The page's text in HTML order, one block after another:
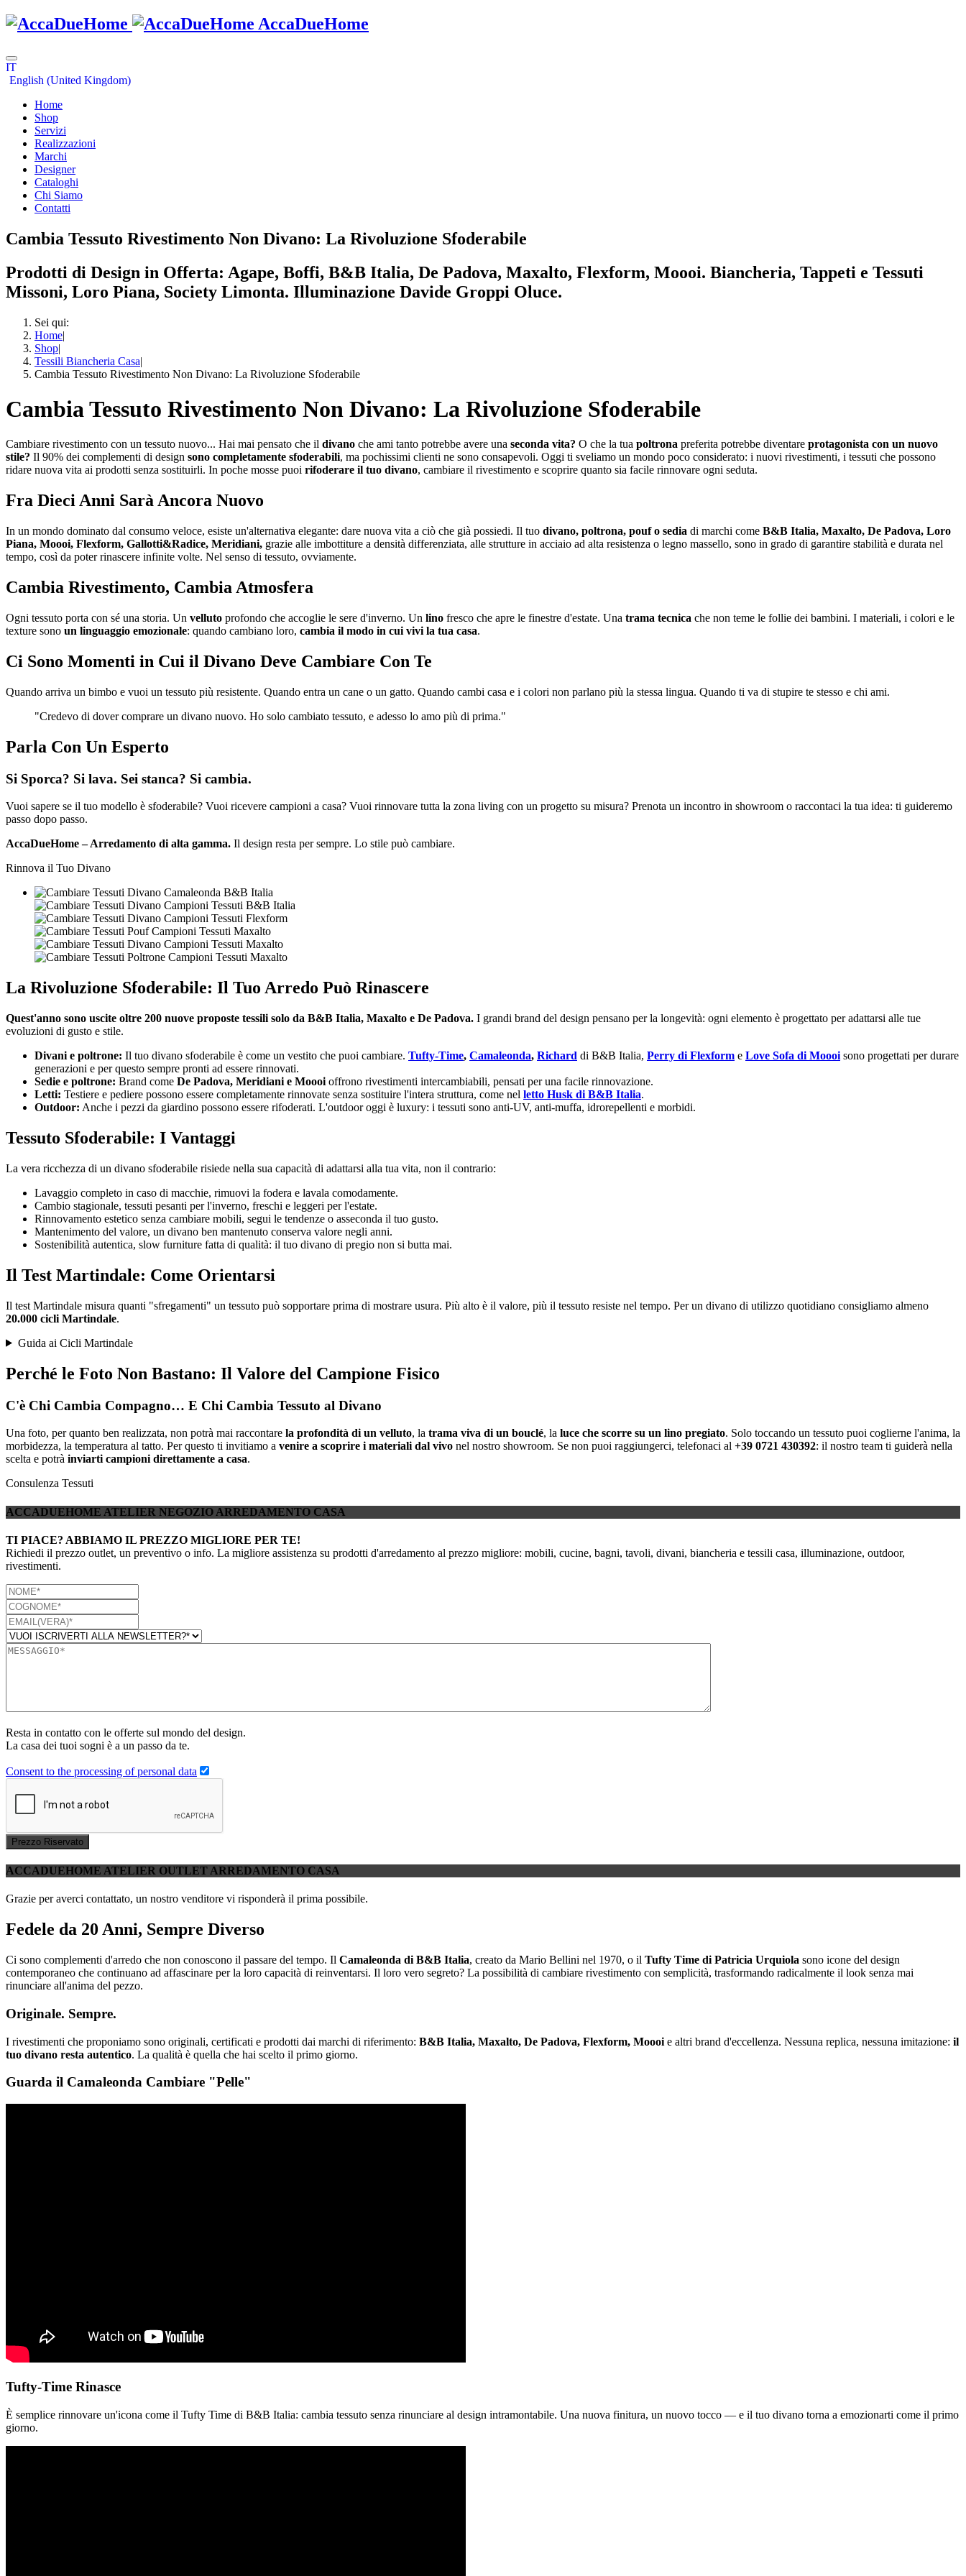
AccaDueHome
IT
English (United Kingdom)
Home
Shop
Servizi
Realizzazioni
Marchi
Designer
Cataloghi
Chi Siamo
Contatti
Cambia Tessuto Rivestimento Non Divano: La Rivoluzione Sfoderabile
Prodotti di Design in Offerta: Agape, Boffi, B&B Italia, De Padova, Maxalto, Flexform, Moooi. Biancheria, Tappeti e Tessuti
Missoni, Loro Piana, Society Limonta. Illuminazione Davide Groppi Oluce.
Sei qui:
Home|
Shop|
Tessili Biancheria Casa|
Cambia Tessuto Rivestimento Non Divano: La Rivoluzione Sfoderabile
Cambia Tessuto Rivestimento Non Divano: La Rivoluzione Sfoderabile
Cambiare rivestimento con un tessuto nuovo... Hai mai pensato che il divano che ami tanto potrebbe avere una seconda vita? O che la tua poltrona preferita potrebbe diventare protagonista con un nuovo
stile? Il 90% dei complementi di design sono completamente sfoderabili, ma pochissimi clienti ne sono consapevoli. Oggi ti sveliamo un mondo poco considerato: i nuovi rivestimenti, i tessuti che possono
ridare nuova vita ai prodotti senza sostituirli. In poche mosse puoi rifoderare il tuo divano, cambiare il rivestimento e scoprire quanto sia facile rinnovare ogni seduta.
Fra Dieci Anni Sarà Ancora Nuovo
In un mondo dominato dal consumo veloce, esiste un'alternativa elegante: dare nuova vita a ciò che già possiedi. Il tuo divano, poltrona, pouf o sedia di marchi come B&B Italia, Maxalto, De Padova, Loro
Piana, Moooi, Flexform, Gallotti&Radice, Meridiani, grazie alle imbottiture a densità differenziata, alle strutture in acciaio ad alta resistenza o legno massello, sono in grado di garantire stabilità e durata nel
tempo, così da poter rinascere infinite volte. Nel senso di tessuto, ovviamente.
Cambia Rivestimento, Cambia Atmosfera
Ogni tessuto porta con sé una storia. Un velluto profondo che accoglie le sere d'inverno. Un lino fresco che apre le finestre d'estate. Una trama tecnica che non teme le follie dei bambini. I materiali, i colori e le
texture sono un linguaggio emozionale: quando cambiano loro, cambia il modo in cui vivi la tua casa.
Ci Sono Momenti in Cui il Divano Deve Cambiare Con Te
Quando arriva un bimbo e vuoi un tessuto più resistente. Quando entra un cane o un gatto. Quando cambi casa e i colori non parlano più la stessa lingua. Quando ti va di stupire te stesso e chi ami.
"Credevo di dover comprare un divano nuovo. Ho solo cambiato tessuto, e adesso lo amo più di prima."
Parla Con Un Esperto
Si Sporca? Si lava. Sei stanca? Si cambia.
Vuoi sapere se il tuo modello è sfoderabile? Vuoi ricevere campioni a casa? Vuoi rinnovare tutta la zona living con un progetto su misura? Prenota un incontro in showroom o raccontaci la tua idea: ti guideremo
passo dopo passo.
AccaDueHome – Arredamento di alta gamma. Il design resta per sempre. Lo stile può cambiare.
Rinnova il Tuo Divano
La Rivoluzione Sfoderabile: Il Tuo Arredo Può Rinascere
Quest'anno sono uscite oltre 200 nuove proposte tessili solo da B&B Italia, Maxalto e De Padova. I grandi brand del design pensano per la longevità: ogni elemento è progettato per adattarsi alle tue
evoluzioni di gusto e stile.
Divani e poltrone: Il tuo divano sfoderabile è come un vestito che puoi cambiare. Tufty-Time, Camaleonda, Richard di B&B Italia, Perry di Flexform e Love Sofa di Moooi sono progettati per durare
generazioni e per questo sempre pronti ad essere rinnovati.
Sedie e poltrone: Brand come De Padova, Meridiani e Moooi offrono rivestimenti intercambiabili, pensati per una facile rinnovazione.
Letti: Testiere e pediere possono essere completamente rinnovate senza sostituire l'intera struttura, come nel letto Husk di B&B Italia.
Outdoor: Anche i pezzi da giardino possono essere rifoderati. L'outdoor oggi è luxury: i tessuti sono anti-UV, anti-muffa, idrorepellenti e morbidi.
Tessuto Sfoderabile: I Vantaggi
La vera ricchezza di un divano sfoderabile risiede nella sua capacità di adattarsi alla tua vita, non il contrario:
Lavaggio completo in caso di macchie, rimuovi la fodera e lavala comodamente.
Cambio stagionale, tessuti pesanti per l'inverno, freschi e leggeri per l'estate.
Rinnovamento estetico senza cambiare mobili, segui le tendenze o asseconda il tuo gusto.
Mantenimento del valore, un divano ben mantenuto conserva valore negli anni.
Sostenibilità autentica, slow furniture fatta di qualità: il tuo divano di pregio non si butta mai.
Il Test Martindale: Come Orientarsi
Il test Martindale misura quanti "sfregamenti" un tessuto può sopportare prima di mostrare usura. Più alto è il valore, più il tessuto resiste nel tempo. Per un divano di utilizzo quotidiano consigliamo almeno
20.000 cicli Martindale.
Guida ai Cicli Martindale
Perché le Foto Non Bastano: Il Valore del Campione Fisico
C'è Chi Cambia Compagno… E Chi Cambia Tessuto al Divano
Una foto, per quanto ben realizzata, non potrà mai raccontare la profondità di un velluto, la trama viva di un bouclé, la luce che scorre su un lino pregiato. Solo toccando un tessuto puoi coglierne l'anima, la
morbidezza, la temperatura al tatto. Per questo ti invitiamo a venire a scoprire i materiali dal vivo nel nostro showroom. Se non puoi raggiungerci, telefonaci al +39 0721 430392: il nostro team ti guiderà nella
scelta e potrà inviarti campioni direttamente a casa.
Consulenza Tessuti
ACCADUEHOME ATELIER NEGOZIO ARREDAMENTO CASA
TI PIACE? ABBIAMO IL PREZZO MIGLIORE PER TE!
Richiedi il prezzo outlet, un preventivo o info. La migliore assistenza su prodotti d'arredamento al prezzo migliore: mobili, cucine, bagni, tavoli, divani, biancheria e tessili casa, illuminazione, outdoor,
rivestimenti.
Resta in contatto con le offerte sul mondo del design.
La casa dei tuoi sogni è a un passo da te.
Consent to the processing of personal data
Prezzo Riservato
ACCADUEHOME ATELIER OUTLET ARREDAMENTO CASA
Grazie per averci contattato, un nostro venditore vi risponderà il prima possibile.
Fedele da 20 Anni, Sempre Diverso
Ci sono complementi d'arredo che non conoscono il passare del tempo. Il Camaleonda di B&B Italia, creato da Mario Bellini nel 1970, o il Tufty Time di Patricia Urquiola sono icone del design
contemporaneo che continuano ad affascinare per la loro capacità di reinventarsi. Il loro vero segreto? La possibilità di cambiare rivestimento con semplicità, trasformando radicalmente il look senza mai
rinunciare all'anima del pezzo.
Originale. Sempre.
I rivestimenti che proponiamo sono originali, certificati e prodotti dai marchi di riferimento: B&B Italia, Maxalto, De Padova, Flexform, Moooi e altri brand d'eccellenza. Nessuna replica, nessuna imitazione: il
tuo divano resta autentico. La qualità è quella che hai scelto il primo giorno.
Guarda il Camaleonda Cambiare "Pelle"
Tufty-Time Rinasce
È semplice rinnovare un'icona come il Tufty Time di B&B Italia: cambia tessuto senza rinunciare al design intramontabile. Una nuova finitura, un nuovo tocco — e il tuo divano torna a emozionarti come il primo
giorno.